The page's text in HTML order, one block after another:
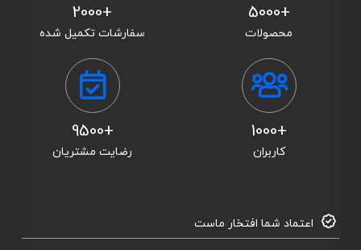
+5000
محصولات
+2000
سفارشات تکمیل شده
+1000
کاربران
+9500
رضایت مشتریان
اعتماد شما افتخار ماست